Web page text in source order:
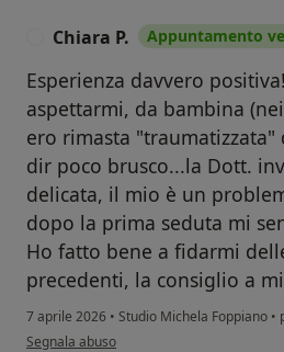
Chiara P. Appuntamento
Esperienza davvero
aspettarmi, da bambina
ero rimasta
dir poco brusco...la Dott.
delicata, il mio è un
dopo la prima seduta mi
Ho fatto bene a fidarmi
precedenti, la consiglio a
7 aprile 2026 • Studio Michela Foppiano •
secondo l'opinione dell'utente Chiara P.
Segnala abuso